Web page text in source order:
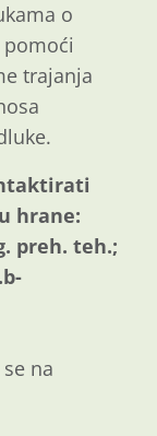
o
trajanja
hrane:
preh. teh.;
na